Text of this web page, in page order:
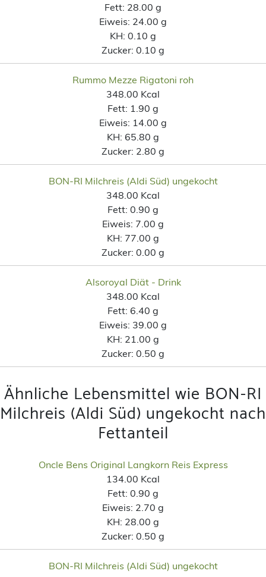
Fett: 28.00 g
Eiweis: 24.00 g
KH: 0.10 g
Zucker: 0.10 g
Rummo Mezze Rigatoni roh
348.00 Kcal
Fett: 1.90 g
Eiweis: 14.00 g
KH: 65.80 g
Zucker: 2.80 g
BON-RI Milchreis (Aldi Süd) ungekocht
348.00 Kcal
Fett: 0.90 g
Eiweis: 7.00 g
KH: 77.00 g
Zucker: 0.00 g
Alsoroyal Diät - Drink
348.00 Kcal
Fett: 6.40 g
Eiweis: 39.00 g
KH: 21.00 g
Zucker: 0.50 g
Ähnliche Lebensmittel wie BON-RI
Milchreis (Aldi Süd) ungekocht nach
Fettanteil
Oncle Bens Original Langkorn Reis Express
134.00 Kcal
Fett: 0.90 g
Eiweis: 2.70 g
KH: 28.00 g
Zucker: 0.50 g
BON-RI Milchreis (Aldi Süd) ungekocht